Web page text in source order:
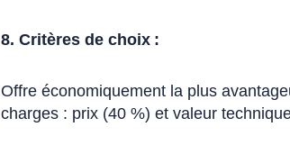
8. Critères de choix :
Offre économiquement la plus
charges : prix (40 %) et valeur